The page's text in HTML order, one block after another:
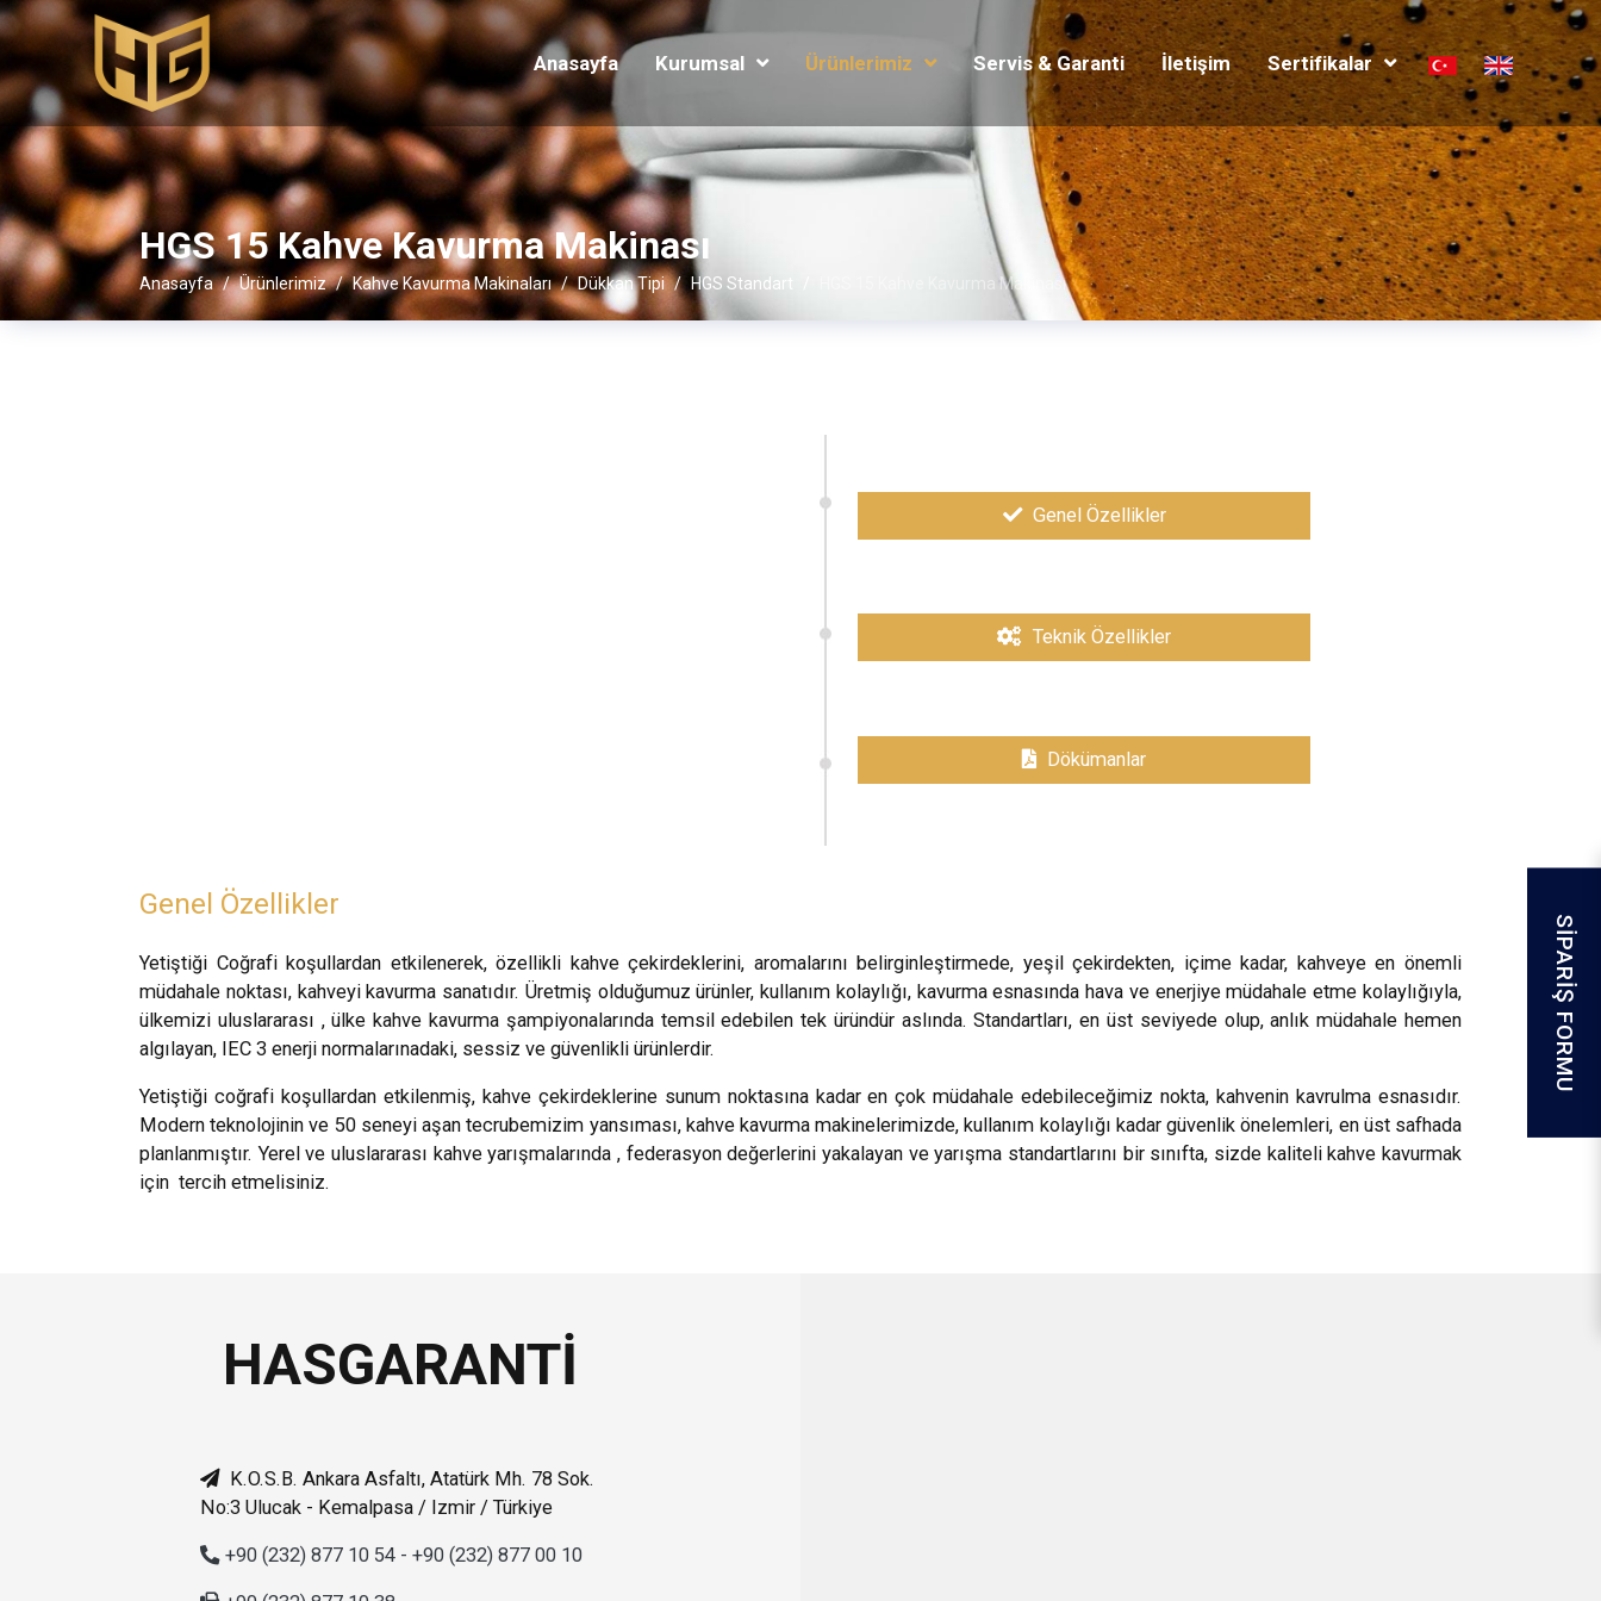
Anasayfa Kurumsal Ürünlerimiz Servis & Garanti İletişim Sertifikalar
HGS 15 Kahve Kavurma Makinası
Anasayfa Ürünlerimiz Kahve Kavurma Makinaları Dükkan Tipi HGS Standart HGS 15 Kahve Kavurma Makinası
Genel Özellikler
Teknik Özellikler
Dökümanlar
Genel Özellikler
Yetiştiği Coğrafi koşullardan etkilenerek, özellikli kahve çekirdeklerini, aromalarını belirginleştirmede, yeşil çekirdekten, içime kadar, kahveye en önemli
müdahale noktası, kahveyi kavurma sanatıdır. Üretmiş olduğumuz ürünler, kullanım kolaylığı, kavurma esnasında hava ve enerjiye müdahale etme kolaylığıyla,
ülkemizi uluslararası , ülke kahve kavurma şampiyonalarında temsil edebilen tek üründür aslında. Standartları, en üst seviyede olup, anlık müdahale hemen
algılayan, IEC 3 enerji normalarınadaki, sessiz ve güvenlikli ürünlerdir.
Yetiştiği coğrafi koşullardan etkilenmiş, kahve çekirdeklerine sunum noktasına kadar en çok müdahale edebileceğimiz nokta, kahvenin kavrulma esnasıdır.
Modern teknolojinin ve 50 seneyi aşan tecrubemizim yansıması, kahve kavurma makinelerimizde, kullanım kolaylığı kadar güvenlik önelemleri, en üst safhada
planlanmıştır. Yerel ve uluslararası kahve yarışmalarında , federasyon değerlerini yakalayan ve yarışma standartlarını bir sınıfta, sizde kaliteli kahve kavurmak
için tercih etmelisiniz.
HASGARANTİ
K.O.S.B. Ankara Asfaltı, Atatürk Mh. 78 Sok.
No:3 Ulucak - Kemalpasa / Izmir / Türkiye
+90 (232) 877 10 54 - +90 (232) 877 00 10
SİPARİŞ FORMU